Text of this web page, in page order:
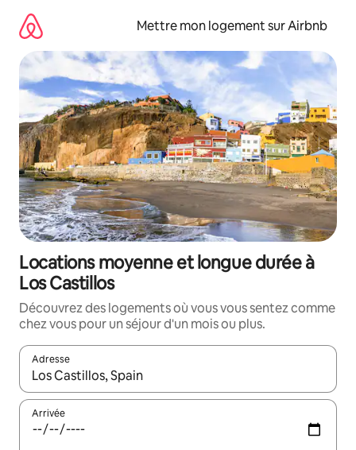
directement
contenu
Mettre mon logement sur Airbnb
Locations moyenne et longue durée à
Los Castillos
Découvrez des logements où vous vous sentez comme
chez vous pour un séjour d'un mois ou plus.
Adresse
Lorsque les résultats s'affichent, utilisez les flèches vers le
Arrivée